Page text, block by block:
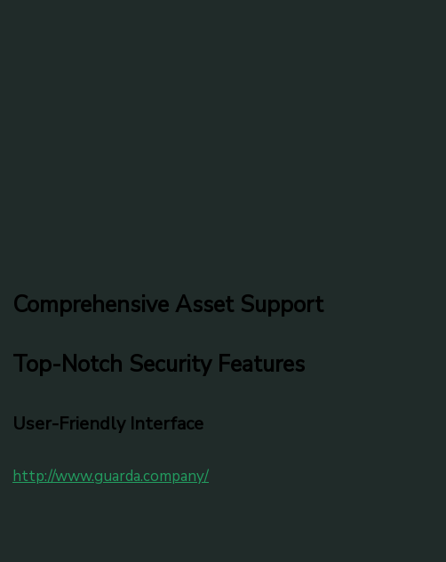
Comprehensive Asset Support
Top-Notch Security Features
User-Friendly Interface
http://www.guarda.company/